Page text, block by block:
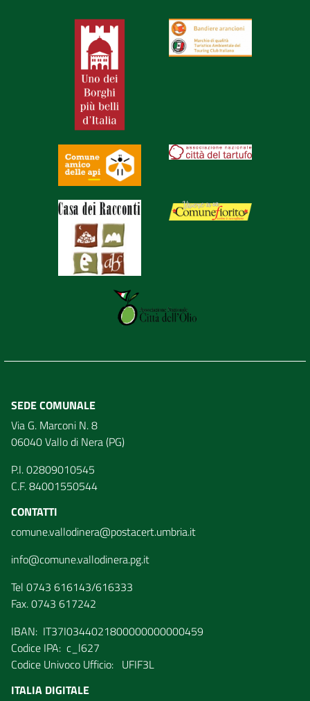
SEDE COMUNALE
Via G. Marconi N. 8
06040 Vallo di Nera (PG)
P.I. 02809010545
C.F. 84001550544
CONTATTI
comune.vallodinera@postacert.umbria.it
info@comune.vallodinera.pg.it
Tel 0743 616143/616333
Fax. 0743 617242
IBAN: IT37I0344021800000000000459
Codice IPA: c_l627
Codice Univoco Ufficio: UFIF3L
ITALIA DIGITALE